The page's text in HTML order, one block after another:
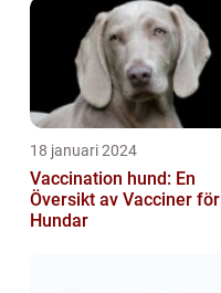
18 januari 2024
Vaccination hund: En
Översikt av Vacciner för
Hundar